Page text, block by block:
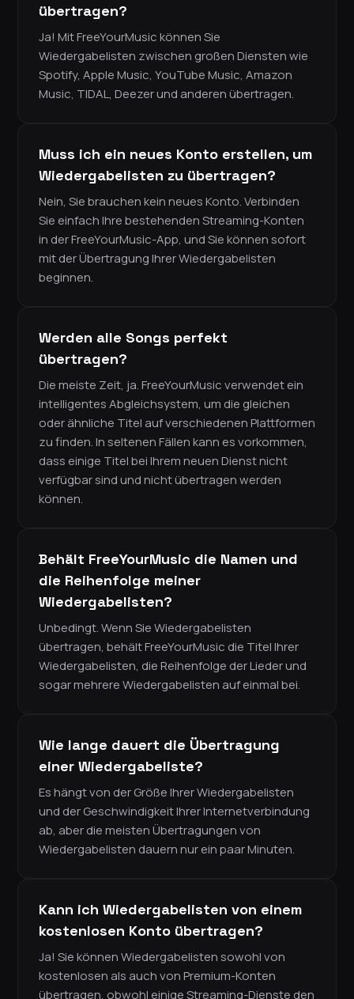
übertragen?
Ja! Mit FreeYourMusic können Sie
Wiedergabelisten zwischen großen Diensten wie
Spotify, Apple Music, YouTube Music, Amazon
Music, TIDAL, Deezer und anderen übertragen.
Muss ich ein neues Konto erstellen, um
Wiedergabelisten zu übertragen?
Nein, Sie brauchen kein neues Konto. Verbinden
Sie einfach Ihre bestehenden Streaming-Konten
in der FreeYourMusic-App, und Sie können sofort
mit der Übertragung Ihrer Wiedergabelisten
beginnen.
Werden alle Songs perfekt
übertragen?
Die meiste Zeit, ja. FreeYourMusic verwendet ein
intelligentes Abgleichsystem, um die gleichen
oder ähnliche Titel auf verschiedenen Plattformen
zu finden. In seltenen Fällen kann es vorkommen,
dass einige Titel bei Ihrem neuen Dienst nicht
verfügbar sind und nicht übertragen werden
können.
Behält FreeYourMusic die Namen und
die Reihenfolge meiner
Wiedergabelisten?
Unbedingt. Wenn Sie Wiedergabelisten
übertragen, behält FreeYourMusic die Titel Ihrer
Wiedergabelisten, die Reihenfolge der Lieder und
sogar mehrere Wiedergabelisten auf einmal bei.
Wie lange dauert die Übertragung
einer Wiedergabeliste?
Es hängt von der Größe Ihrer Wiedergabelisten
und der Geschwindigkeit Ihrer Internetverbindung
ab, aber die meisten Übertragungen von
Wiedergabelisten dauern nur ein paar Minuten.
Kann ich Wiedergabelisten von einem
kostenlosen Konto übertragen?
Ja! Sie können Wiedergabelisten sowohl von
kostenlosen als auch von Premium-Konten
übertragen, obwohl einige Streaming-Dienste den